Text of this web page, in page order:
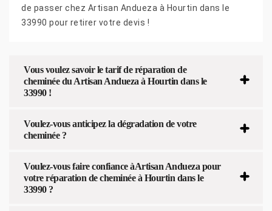
de passer chez Artisan Andueza à Hourtin dans le
33990 pour retirer votre devis !
Vous voulez savoir le tarif de réparation de
cheminée du Artisan Andueza à Hourtin dans le
33990 !
Voulez-vous anticipez la dégradation de votre
cheminée ?
Voulez-vous faire confiance àArtisan Andueza pour
votre réparation de cheminée à Hourtin dans le
33990 ?